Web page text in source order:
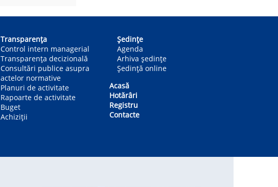
Transparența
Control intern managerial
Transparența decizională
Consultări publice asupra
actelor normative
Planuri de activitate
Rapoarte de activitate
Buget
Achiziții
Ședințe
Agenda
Arhiva ședințe
Ședință online
Acasă
Hotărâri
Registru
Contacte